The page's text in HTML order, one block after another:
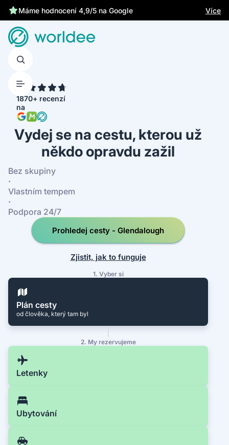
Máme hodnocení 4,9/5 na Google
Více
1870+ recenzí
na
Vydej se na cestu, kterou už
někdo opravdu zažil
Bez skupiny
·
Vlastním tempem
·
Podpora 24/7
Prohledej cesty - Glendalough
Zjistit, jak to funguje
1. Vyber si
Plán cesty
od člověka, který tam byl
2. My rezervujeme
Letenky
Ubytování